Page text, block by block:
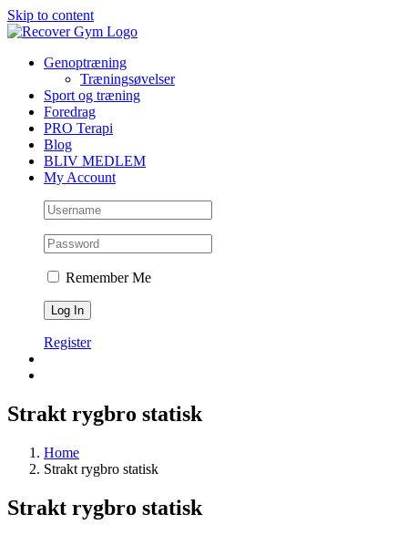
Skip to content
Genoptræning
Træningsøvelser
Sport og træning
Foredrag
PRO Terapi
Blog
BLIV MEDLEM
My Account
Remember Me
Register
Strakt rygbro statisk
Home
Strakt rygbro statisk
Strakt rygbro statisk